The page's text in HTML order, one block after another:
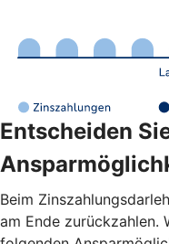
Entscheiden
Beim
am Ende zurückzahlen.